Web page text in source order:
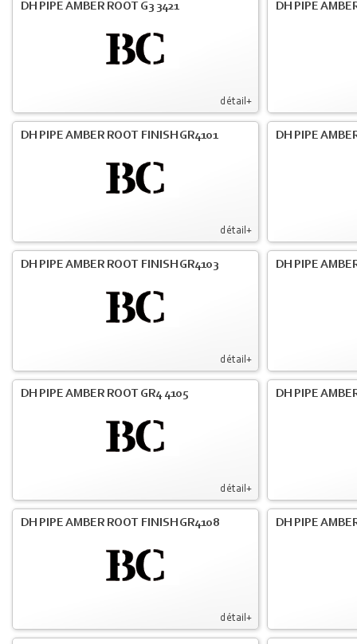
détail+
DH PIPE AMBER ROOT G3 3421 DH PIPE
détail+
DH PIPE AMBER ROOT FINISH GR4101 DH PIPE
détail+
DH PIPE AMBER ROOT FINISH GR4103 DH PIPE
détail+
DH PIPE AMBER ROOT GR4 4105 DH PIPE
détail+
DH PIPE AMBER ROOT FINISH GR4108 DH PIPE